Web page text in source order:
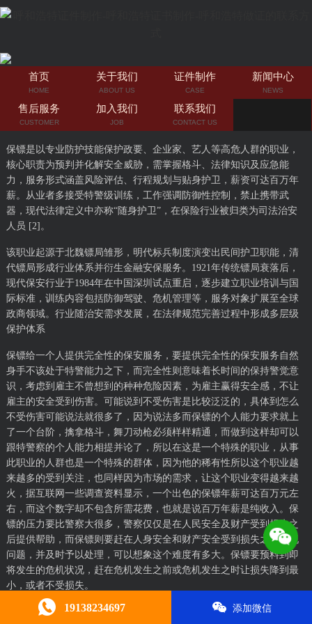
首页
HOME
关于我们
ABOUT US
证件制作
CASE
新闻中心
NEWS
售后服务
CUSTOMER
加入我们
JOB
联系我们
CONTACT US
保镖是以专业防护技能保护政要、企业家、艺人等高危人群的职业，
核心职责为预判并化解安全威胁，需掌握格斗、法律知识及应急能
力，服务形式涵盖风险评估、行程规划与贴身护卫，薪资可达百万年
薪。从业者多接受特警级训练，工作强调防御性控制，禁止携带武
器，现代法律定义中亦称“随身护卫”，在保险行业被归类为司法治安
人员 [2]。
该职业起源于北魏镖局雏形，明代标兵制度演变出民间护卫职能，清
代镖局形成行业体系并衍生金融安保服务。1921年传统镖局衰落后，
现代保安行业于1984年在中国深圳试点重启，逐步建立职业培训与国
际标准，训练内容包括防御驾驶、危机管理等，服务对象扩展至全球
政商领域。行业随治安需求发展，在法律规范完善过程中形成多层级
保护体系
保镖给一个人提供完全性的保安服务，要提供完全性的保安服务自然
身手不该处于特警能力之下，而完全性则意味着长时间的保持警觉意
识，考虑到雇主不曾想到的种种危险因素，为雇主赢得安全感，不让
雇主的安全受到伤害。可能说到不受伤害是比较泛泛的，具体到怎么
不受伤害可能说法就很多了，因为说法多而保镖的个人能力要求就上
了一个台阶，擒拿格斗，舞刀动枪必须样样精通，而做到这样却可以
跟特警察的个人能力相提并论了，所以在这是一个特殊的职业，从事
此职业的人群也是一个特殊的群体，因为他的稀有性所以这个职业越
来越多的受到关注，也同样因为市场的需求，让这个职业变得越来越
火，据互联网一些调查资料显示，一个出色的保镖年薪可达百万元左
右，而这个数字却不包含所需花费，也就是说百万年薪是纯收入。保
镖的压力要比警察大很多，警察仅仅是在人民安全及财产受到损失之
后提供帮助，而保镖则要赶在人身安全和财产安全受到损失之前发现
问题，并及时予以处理，可以想象这个难度有多大。保镖要预料到即
将发生的危机状况，赶在危机发生之前或危机发生之时让损失降到最
小，或者不受损失。
19138234697 添加微信